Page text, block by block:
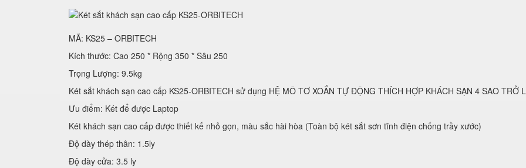
MÃ: KS25 – ORBITECH
Kích thước: Cao 250 * Rộng 350 * Sâu 250
Trọng Lượng: 9.5kg
Két sắt khách sạn cao cấp KS25-ORBITECH sử dụng HỆ MÔ TƠ XOẮN TỰ ĐỘNG THÍCH HỢP KHÁCH SẠN 4 SAO TRỞ
Ưu điểm: Két để được Laptop
Két khách sạn cao cấp được thiết kế nhỏ gọn, màu sắc hài hòa (Toàn bộ két sắt sơn tĩnh điện chống trầy xước)
Độ dày thép thân: 1.5ly
Độ dày cửa: 3.5 ly